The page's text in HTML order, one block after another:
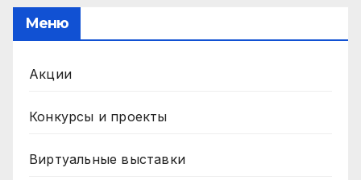
Меню
Акции
Конкурсы и проекты
Виртуальные выставки